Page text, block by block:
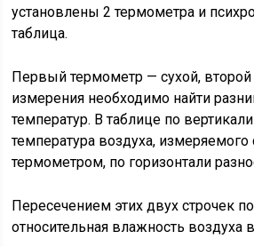
установлены 2 термометра и
таблица.
Первый термометр — сухой,
измерения необходимо найти
температур. В таблице по
температура воздуха, измеряемого
термометром, по горизонтали
Пересечением этих двух строчек
относительная влажность воздуха